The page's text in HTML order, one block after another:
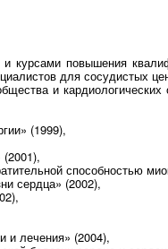
курсами повышения
для сосудистых
и
(1999),
способностью
сердца» (2002),
и лечения» (2004),